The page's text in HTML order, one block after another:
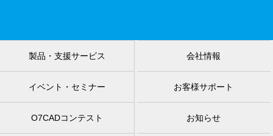
製品・支援サービス 会社情報
イベント・セミナー お客様サポート
O7CADコンテスト お知らせ